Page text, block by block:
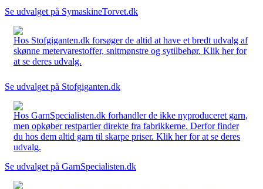
Se udvalget på SymaskineTorvet.dk
Hos Stofgiganten.dk forsøger de altid at have et bredt udvalg af
skønne metervarestoffer, snitmønstre og sytilbehør. Klik her for
at se deres udvalg.
Se udvalget på Stofgiganten.dk
Hos GarnSpecialisten.dk forhandler de ikke nyproduceret garn,
men opkøber restpartier direkte fra fabrikkerne. Derfor finder
du hos dem altid garn til skarpe priser. Klik her for at se deres
udvalg.
Se udvalget på GarnSpecialisten.dk